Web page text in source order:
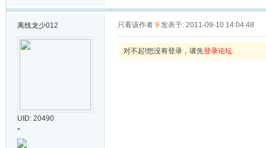
离线龙少012
UID: 20490
*
只看该作者 9 发表于: 2011-09-10 14:04:48
对不起!您没有登录，请先登录论坛.